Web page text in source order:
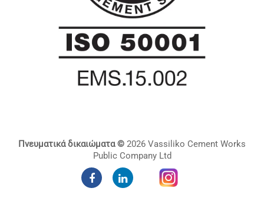
Πνευματικά δικαιώματα © 2026 Vassiliko Cement Works
Public Company Ltd